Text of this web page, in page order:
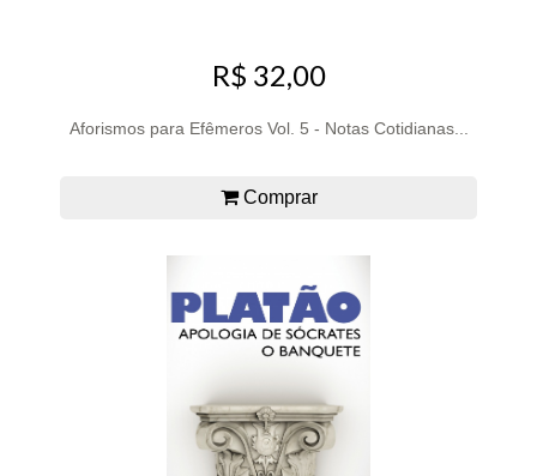
R$ 32,00
Aforismos para Efêmeros Vol. 5 - Notas Cotidianas...
Comprar